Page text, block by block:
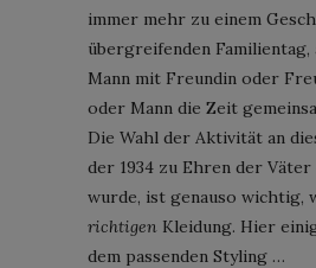
immer mehr zu einem
übergreifenden Familientag,
Mann mit Freundin oder
oder Mann die Zeit
Die Wahl der Aktivität an
der 1934 zu Ehren der
wurde, ist genauso wichtig,
richtigen Kleidung. Hier
dem passenden Styling …